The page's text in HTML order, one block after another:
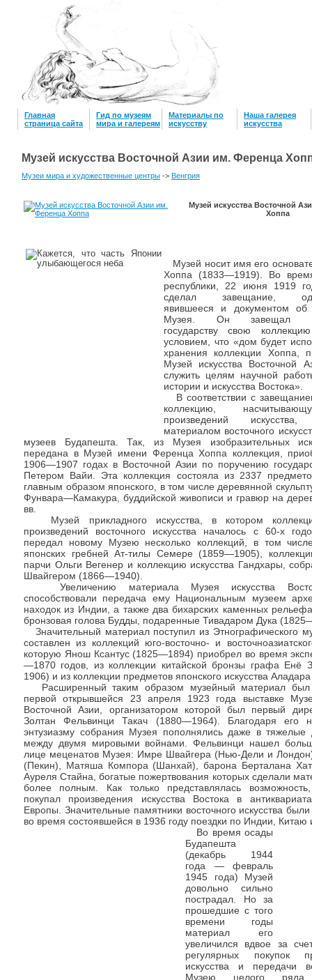
Главная
страница сайта
Гид по музеям
мира и галереям
Материалы по
искусству
Наша галерея
искусcтва
Музей искусства Восточной Азии им. Ференца
Музеи мира и художественные центры -> Венгрия
Музей искусства Восточной
Хоппа
Музей носит имя его
Хоппа (1833—1919). Во
республики, 22 июня 1919
сделал завещание,
явившееся и документом об
Музея. Он завещал
государству свою
условием, что «дом будет
хранения коллекции Хоппа,
Музей искусства Восточной
служить целям научной
истории и искусства Востока».
В соответствии с
коллекцию,
произведений искусства,
материалом восточного
музеев Будапешта. Так, из Музея изобразительных
передана в Музей имени Ференца Хоппа коллекция,
1906—1907 годах в Восточной Азии по поручению
Петером Вайи. Эта коллекция состояла из 2337
главным образом японского, в том числе деревянной
Фунвара—Камакура, буддийской живописи и гравюр на
вв.
Музей прикладного искусства, в котором
произведений восточного искусства началось с 60-х
передал новому Музею несколько коллекций, в том
японских гребней Ат-тилы Семере (1859—1905),
парчи Ольги Вегенер и коллекцию искусства Гандхары,
Швайгером (1866—1940).
Увеличению материала Музея искусства
способствовали передача ему Национальным музеем
находок из Индии, а также два бихарских каменных
бронзовая голова Будды, подаренные Тивадаром Дука
Значительный материал поступил из Этнографического
составлен из коллекций юго-восточно- и
которую Янош Ксантус (1825—1894) приобрел во время
—1870 годов, из коллекции китайской бронзы графа Енё
1906) и из коллекции предметов японского искусства
Расширенный таким образом музейный материал был
первой открывшейся 23 апреля 1923 года выставке
Восточной Азии, организатором которой был первый
Золтан Фельвинци Такач (1880—1964). Благодаря его
энтузиазму собрания Музея пополнялись даже в тяжелые
между двумя мировыми войнами. Фельвинци нашел
лице меценатов Музея: Имре Швайгера (Нью-Дели и
(Пекин), Матяша Компора (Шанхай), барона Берталана
Ауреля Стайна, богатые пожертвования которых сделали
более полным. Как только представлялась
покупал произведения искусства Востока в
Европы. Значительные памятники восточного искусства
во время состоявшейся в 1936 году поездки по Индии, Китаю
Во время осады
Будапешта
(декабрь 1944
года — февраль
1945 года) Музей
довольно сильно
пострадал. Но за
прошедшие с того
времени годы
материал его
увеличился вдвое за
регулярных покупок
искусства и передачи
Музею целого ряда